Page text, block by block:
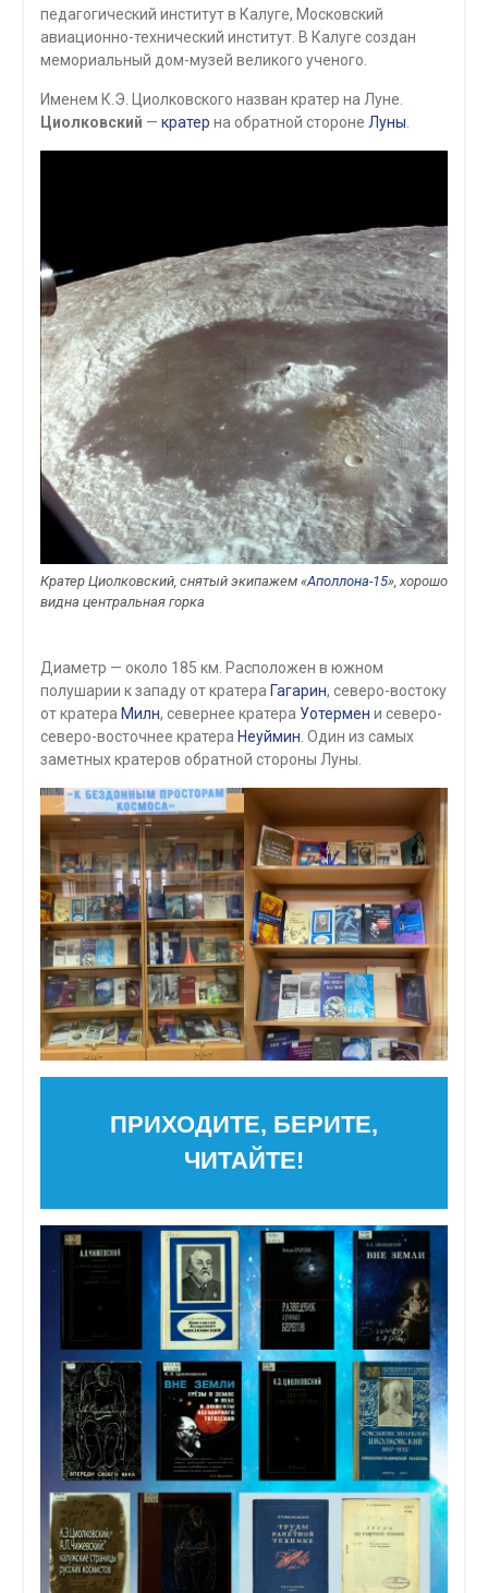
педагогический институт в Калуге, Московский
авиационно-технический институт. В Калуге создан
мемориальный дом-музей великого ученого.
Именем К.Э. Циолковского назван кратер на Луне.
Циолковский — кратер на обратной стороне Луны
Кратер Циолковский, снятый экипажем «Аполлона-15», хорошо
видна центральная горка
Диаметр — около 185 км. Расположен в южном
полушарии к западу от кратера Гагарин, северо-востоку
от кратера Милн, севернее кратера Уотермен и северо-
северо-восточнее кратера Неуймин . Один из самых
заметных кратеров обратной стороны Луны.
ПРИХОДИТЕ, БЕРИТЕ,
ЧИТАЙТЕ!